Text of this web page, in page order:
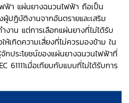
ฟ้า แผ่นยางฉนวนไฟฟ้า ถือเป็น
ฏิบัติงานจากอันตรายและเสริม
งาน แต่การเลือกแผ่นยางที่ไม่ได้รับ
ห้เกิดความเสี่ยงที่ไม่ควรมองข้าม ใน
กประโยชน์ของแผ่นยางฉนวนไฟฟ้าที่
61111เมื่อเทียบกับแบบที่ไม่ได้รับการ